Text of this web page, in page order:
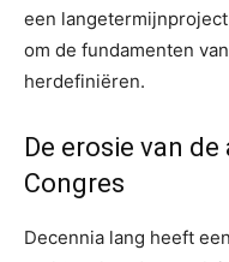
een
om de fundamenten
herdefiniëren.
De erosie van
Congres
Decennia lang heeft